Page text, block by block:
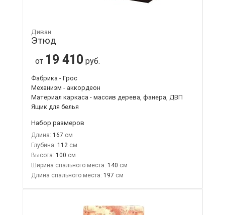
Диван
Этюд
от 19 410 руб.
Фабрика - Грос
Механизм - аккордеон
Материал каркаса - массив дерева, фанера, ДВП
Ящик для белья
Набор размеров
Длина: 167
Глубина: 112
Высота: 100
Ширина спального места: 140
Длина спального места: 197